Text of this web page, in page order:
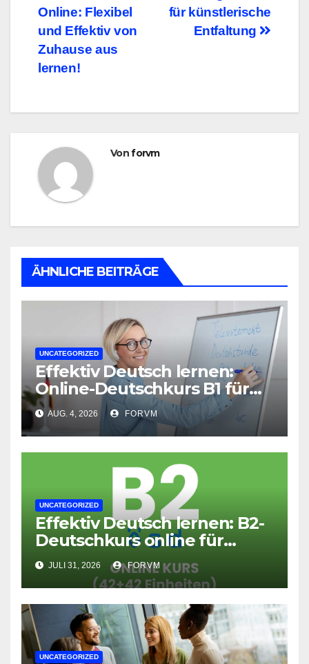
für künstlerische
Entfaltung
Online: Flexibel
und Effektiv von
Zuhause aus
lernen!
Vonforvm
ÄHNLICHE BEITRÄGE
UNCATEGORIZED
Effektiv Deutsch lernen:
Online-Deutschkurs B1 für
flexible Lernerfolge
AUG. 4, 2026 FORVM
UNCATEGORIZED
Effektiv Deutsch lernen: B2-
Deutschkurs online für
Fortgeschrittene
JULI 31, 2026 FORVM
UNCATEGORIZED